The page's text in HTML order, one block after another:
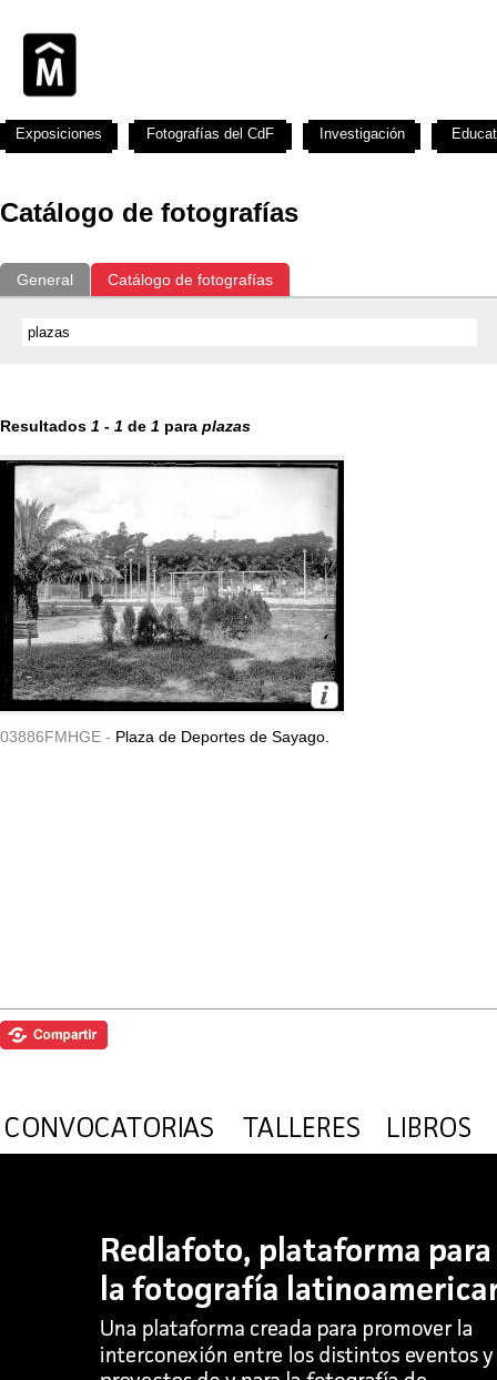
Catálogo de fotografías
General Catálogo de fotografías
Resultados 1 - 1 de 1 para plazas
03886FMHGE - Plaza de Deportes de Sayago.
Exposiciones Fotografías del CdF Investigación